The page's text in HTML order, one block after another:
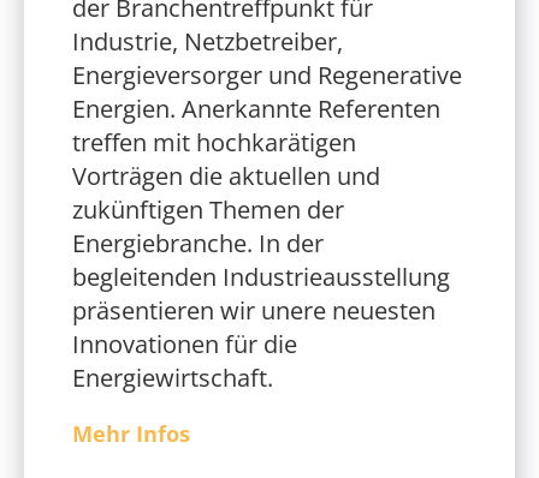
der Branchentreffpunkt für
Industrie, Netzbetreiber,
Energieversorger und Regenerative
Energien. Anerkannte Referenten
treffen mit hochkarätigen
Vorträgen die aktuellen und
zukünftigen Themen der
Energiebranche. In der
begleitenden Industrieausstellung
präsentieren wir unere neuesten
Innovationen für die
Energiewirtschaft.
Mehr Infos